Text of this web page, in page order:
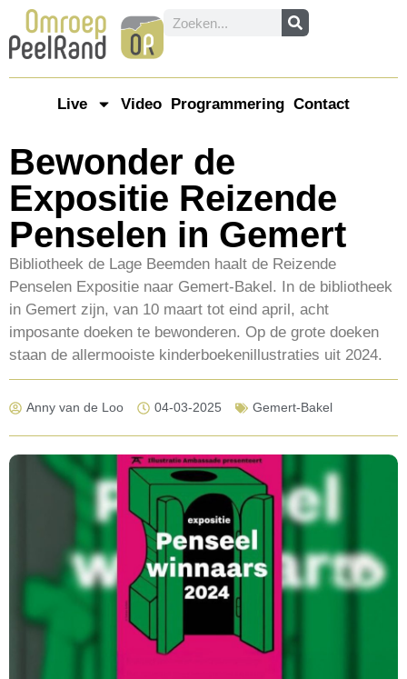
Live Video Programmering Contact
Bewonder de
Expositie Reizende
Penselen in Gemert
Bibliotheek de Lage Beemden haalt de Reizende
Penselen Expositie naar Gemert-Bakel. In de bibliotheek
in Gemert zijn, van 10 maart tot eind april, acht
imposante doeken te bewonderen. Op de grote doeken
staan de allermooiste kinderboekenillustraties uit 2024.
Anny van de Loo 04-03-2025 Gemert-Bakel